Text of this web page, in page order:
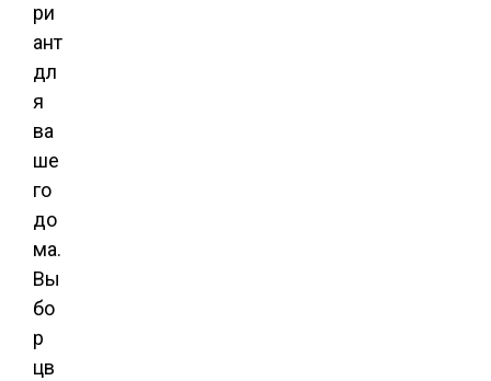
ри
ант
дл
я
ва
ше
го
до
ма.
Вы
бо
р
цв